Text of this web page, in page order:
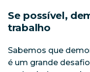
Se possível,
trabalho
Sabemos que
é um grande